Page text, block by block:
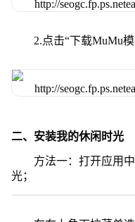
2.点击“下载MuMu
二、安装我的休闲时光
方法一：打开应用
光；